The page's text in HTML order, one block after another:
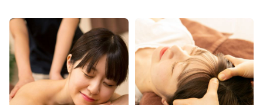
金：3,600円（税込）
になる方にオススメです。 アロマ
を使った40℃前後の足湯で足先の
血流を促してから施術に入ること
で、よりむくみ解消などに繋がり
ます。 アロマは毎月変わる4種類
をご用意。足湯に3～4滴垂らしま
す。その日の気分に合わせてお好
きな香りをお選びください。 料